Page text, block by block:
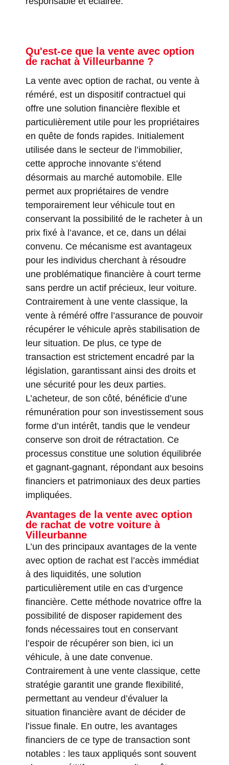
Qu'est-ce que la vente avec option
de rachat à Villeurbanne ?
La vente avec option de rachat, ou vente à
réméré, est un dispositif contractuel qui
offre une solution financière flexible et
particulièrement utile pour les propriétaires
en quête de fonds rapides. Initialement
utilisée dans le secteur de l’immobilier,
cette approche innovante s’étend
désormais au marché automobile. Elle
permet aux propriétaires de vendre
temporairement leur véhicule tout en
conservant la possibilité de le racheter à un
prix fixé à l’avance, et ce, dans un délai
convenu. Ce mécanisme est avantageux
pour les individus cherchant à résoudre
une problématique financière à court terme
sans perdre un actif précieux, leur voiture.
Contrairement à une vente classique, la
vente à réméré offre l’assurance de pouvoir
récupérer le véhicule après stabilisation de
leur situation. De plus, ce type de
transaction est strictement encadré par la
législation, garantissant ainsi des droits et
une sécurité pour les deux parties.
L’acheteur, de son côté, bénéficie d’une
rémunération pour son investissement sous
forme d’un intérêt, tandis que le vendeur
conserve son droit de rétractation. Ce
processus constitue une solution équilibrée
et gagnant-gagnant, répondant aux besoins
financiers et patrimoniaux des deux parties
impliquées.
Avantages de la vente avec option
de rachat de votre voiture à
Villeurbanne
L’un des principaux avantages de la vente
avec option de rachat est l’accès immédiat
à des liquidités, une solution
particulièrement utile en cas d’urgence
financière. Cette méthode novatrice offre la
possibilité de disposer rapidement des
fonds nécessaires tout en conservant
l’espoir de récupérer son bien, ici un
véhicule, à une date convenue.
Contrairement à une vente classique, cette
stratégie garantit une grande flexibilité,
permettant au vendeur d’évaluer la
situation financière avant de décider de
l’issue finale. En outre, les avantages
financiers de ce type de transaction sont
notables : les taux appliqués sont souvent